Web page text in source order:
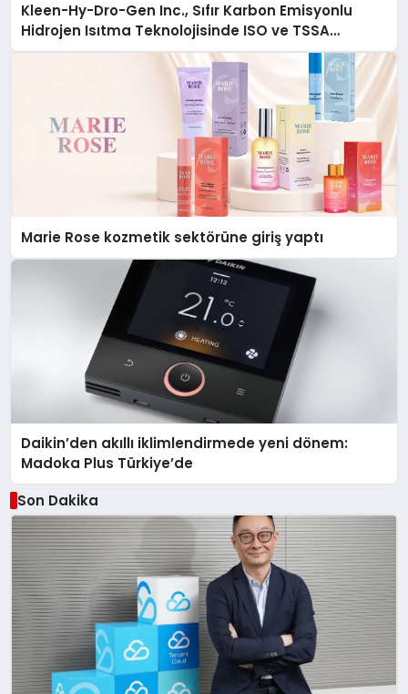
Kleen-Hy-Dro-Gen Inc., Sıfır Karbon Emisyonlu
Hidrojen Isıtma Teknolojisinde ISO ve TSSA
Düzenleyici Onaylarını Aldı
Marie Rose kozmetik sektörüne giriş yaptı
Daikin’den akıllı iklimlendirmede yeni dönem:
Madoka Plus Türkiye’de
Son Dakika